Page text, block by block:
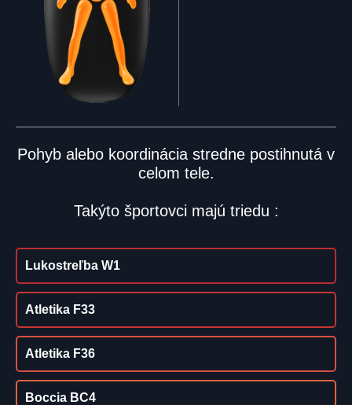
Pohyb alebo koordinácia stredne postihnutá v
celom tele.
Takýto športovci majú triedu :
Lukostreľba W1
Atletika F33
Atletika F36
Boccia BC4